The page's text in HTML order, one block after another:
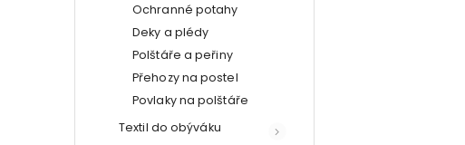
Ochranné potahy
Deky a plédy
Polštáře a peřiny
Přehozy na postel
Povlaky na polštáře
Textil do obýváku